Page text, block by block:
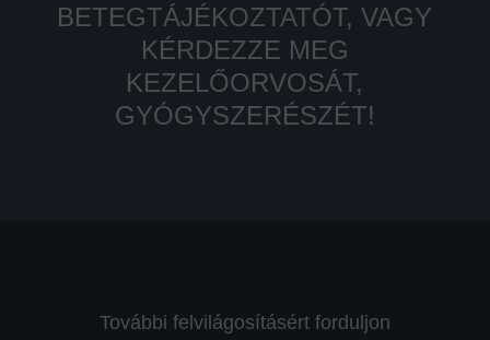
BETEGTÁJÉKOZTATÓT, VAGY
KÉRDEZZE MEG
KEZELŐORVOSÁT,
GYÓGYSZERÉSZÉT!
További felvilágosításért forduljon